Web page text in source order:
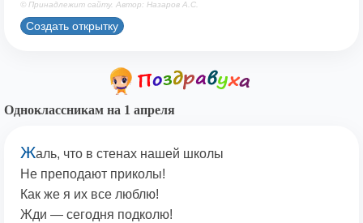
© Принадлежит сайту. Автор: Назаров А.С.
Создать открытку
Одноклассникам на 1 апреля
Жаль, что в стенах нашей школы
Не преподают приколы!
Как же я их все люблю!
Жди — сегодня подколю!